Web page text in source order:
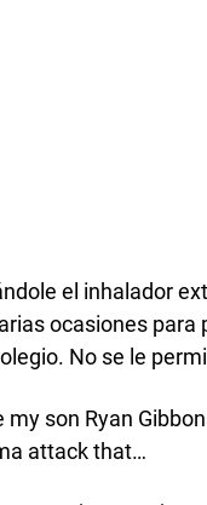
el inhalador
ocasiones
No se le
son Ryan
attack that…